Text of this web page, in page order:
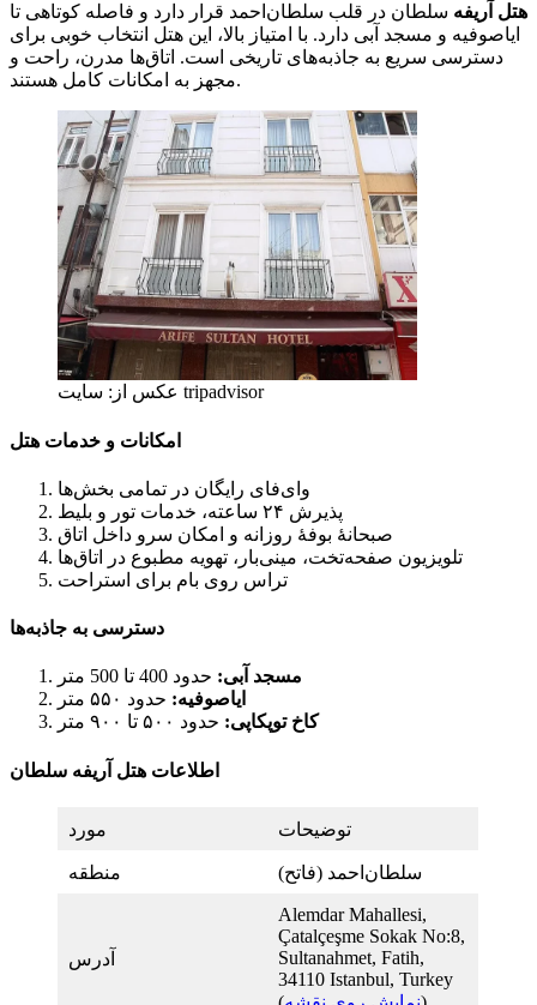
هتل آریفه سلطان در قلب سلطان‌احمد قرار دارد و فاصله کوتاهی تا
ایاصوفیه و مسجد آبی دارد. با امتیاز بالا، این هتل انتخاب خوبی برای
دسترسی سریع به جاذبه‌های تاریخی است. اتاق‌ها مدرن، راحت و
مجهز به امکانات کامل هستند.
عکس از: سایت tripadvisor
امکانات و خدمات هتل
وای‌فای رایگان در تمامی بخش‌ها
پذیرش ۲۴ ساعته، خدمات تور و بلیط
صبحانهٔ بوفهٔ روزانه و امکان سرو داخل اتاق
تلویزیون صفحه‌تخت، مینی‌بار، تهویه مطبوع در اتاق‌ها
تراس روی بام برای استراحت
دسترسی به جاذبه‌ها
مسجد آبی: حدود 400 تا 500 متر
ایاصوفیه: حدود ۵۵۰ متر
کاخ توپکاپی: حدود ۵۰۰ تا ۹۰۰ متر
اطلاعات هتل آریفه سلطان
مورد توضیحات
منطقه سلطان‌احمد (فاتح)
آدرس
Alemdar Mahallesi,
Çatalçeşme Sokak No:8,
Sultanahmet, Fatih,
34110 Istanbul, Turkey